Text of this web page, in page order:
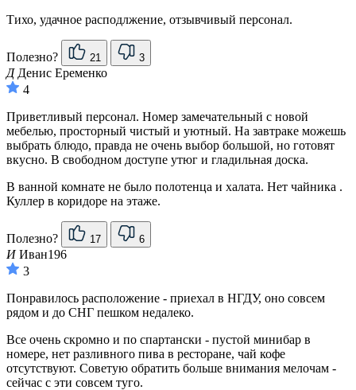
Тихо, удачное расподлжение, отзывчивый персонал.
Полезно? 21 3
ДДенис Еременко
4
Приветливый персонал. Номер замечательный с новой
мебелью, просторный чистый и уютный. На завтраке можешь
выбрать блюдо, правда не очень выбор большой, но готовят
вкусно. В свободном доступе утюг и гладильная доска.
В ванной комнате не было полотенца и халата. Нет чайника .
Куллер в коридоре на этаже.
Полезно? 17 6
ИИван196
3
Понравилось расположение - приехал в НГДУ, оно совсем
рядом и до СНГ пешком недалеко.
Все очень скромно и по спартански - пустой минибар в
номере, нет разливного пива в ресторане, чай кофе
отсутствуют. Советую обратить больше внимания мелочам -
сейчас с эти совсем туго.